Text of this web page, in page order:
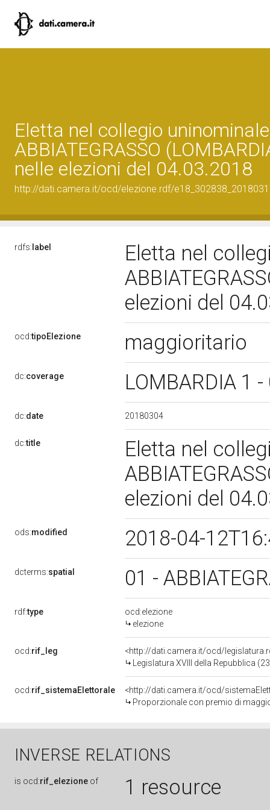
Eletta nel collegio
ABBIATEGRASSO
nelle elezioni del 04.03.2018
http://dati.camera.it/ocd/elezione.rdf/
rdfs: label
Eletta nel
elezioni del
ocd:tipoElezione maggioritario
dc:coverage LOMBARDIA 1
dc:date 20180304
dc:title
Eletta nel
elezioni del
ods:modified 2018-04-
dcterms:spatial 01 -
rdf:type
ocd:elezione
elezione
ocd:rif_leg
<http://dati.camera.it/ocd/
Legislatura XVIII della Repubblica
ocd:rif_sistemaElettorale
<http://dati.camera.it/ocd/
Proporzionale con premio di
INVERSE RELATIONS
is ocd:rif_elezione of 1 resource